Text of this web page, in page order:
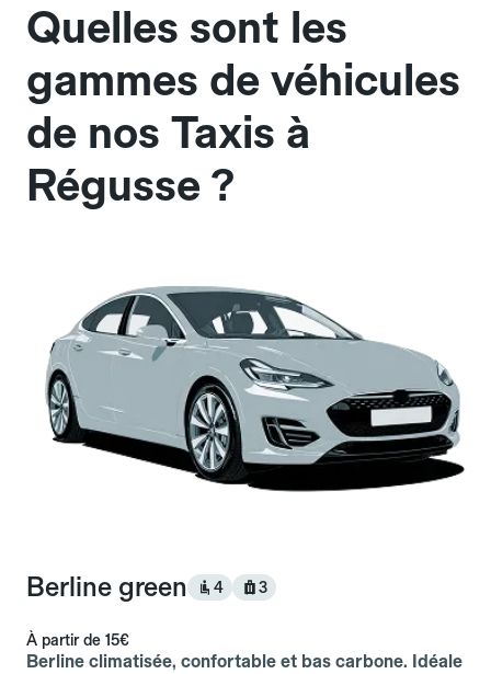
Quelles sont les
gammes de véhicules
de nos Taxis à
Régusse ?
Berline green 4 3
À partir de 15€
Berline climatisée, confortable et bas carbone. Idéale